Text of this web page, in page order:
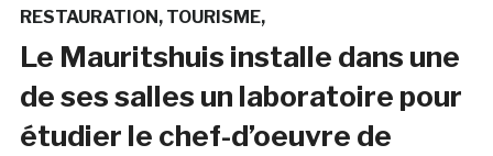
RESTAURATION TOURISME
Le Mauritshuis installe dans une
de ses salles un laboratoire pour
étudier le chef-d’oeuvre de